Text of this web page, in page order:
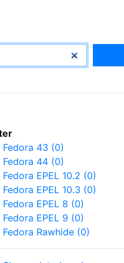
Fedora 43 (0)
Fedora 44 (0)
Fedora EPEL 10.2 (0)
Fedora EPEL 10.3 (0)
Fedora EPEL 8 (0)
Fedora EPEL 9 (0)
Fedora Rawhide (0)